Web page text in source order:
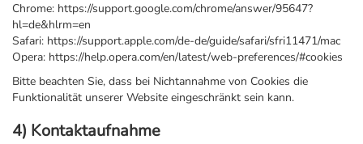
Chrome: https://support.google.com/chrome/answer/95647?
hl=de&hlrm=en
Safari: https://support.apple.com/de-de/guide/safari/sfri11471/mac
Opera: https://help.opera.com/en/latest/web-preferences/#cookies
Bitte beachten Sie, dass bei Nichtannahme von Cookies die
Funktionalität unserer Website eingeschränkt sein kann.
4) Kontaktaufnahme